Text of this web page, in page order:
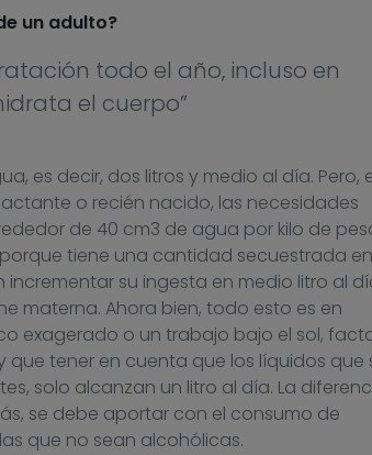
un adulto?
todo el año, incluso en
el cuerpo”
es decir, dos litros y medio al día. Pero,
o recién nacido, las necesidades
de 40 cm3 de agua por kilo de
tiene una cantidad secuestrada
su ingesta en medio litro al
materna. Ahora bien, todo esto es en
exagerado o un trabajo bajo el sol,
tener en cuenta que los líquidos que
solo alcanzan un litro al día. La
se debe aportar con el consumo de
que no sean alcohólicas.